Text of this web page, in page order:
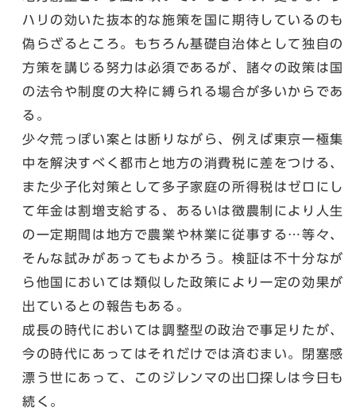
ハリの効いた抜本的な施策を国に期待しているのも
偽らざるところ。もちろん基礎自治体として独自の
方策を講じる努力は必須であるが、諸々の政策は国
の法令や制度の大枠に縛られる場合が多いからであ
る。
少々荒っぽい案とは断りながら、例えば東京一極集
中を解決すべく都市と地方の消費税に差をつける、
また少子化対策として多子家庭の所得税はゼロにし
て年金は割増支給する、あるいは徴農制により人生
の一定期間は地方で農業や林業に従事する…等々、
そんな試みがあってもよかろう。検証は不十分なが
ら他国においては類似した政策により一定の効果が
出ているとの報告もある。
成長の時代においては調整型の政治で事足りたが、
今の時代にあってはそれだけでは済むまい。閉塞感
漂う世にあって、このジレンマの出口探しは今日も
続く。